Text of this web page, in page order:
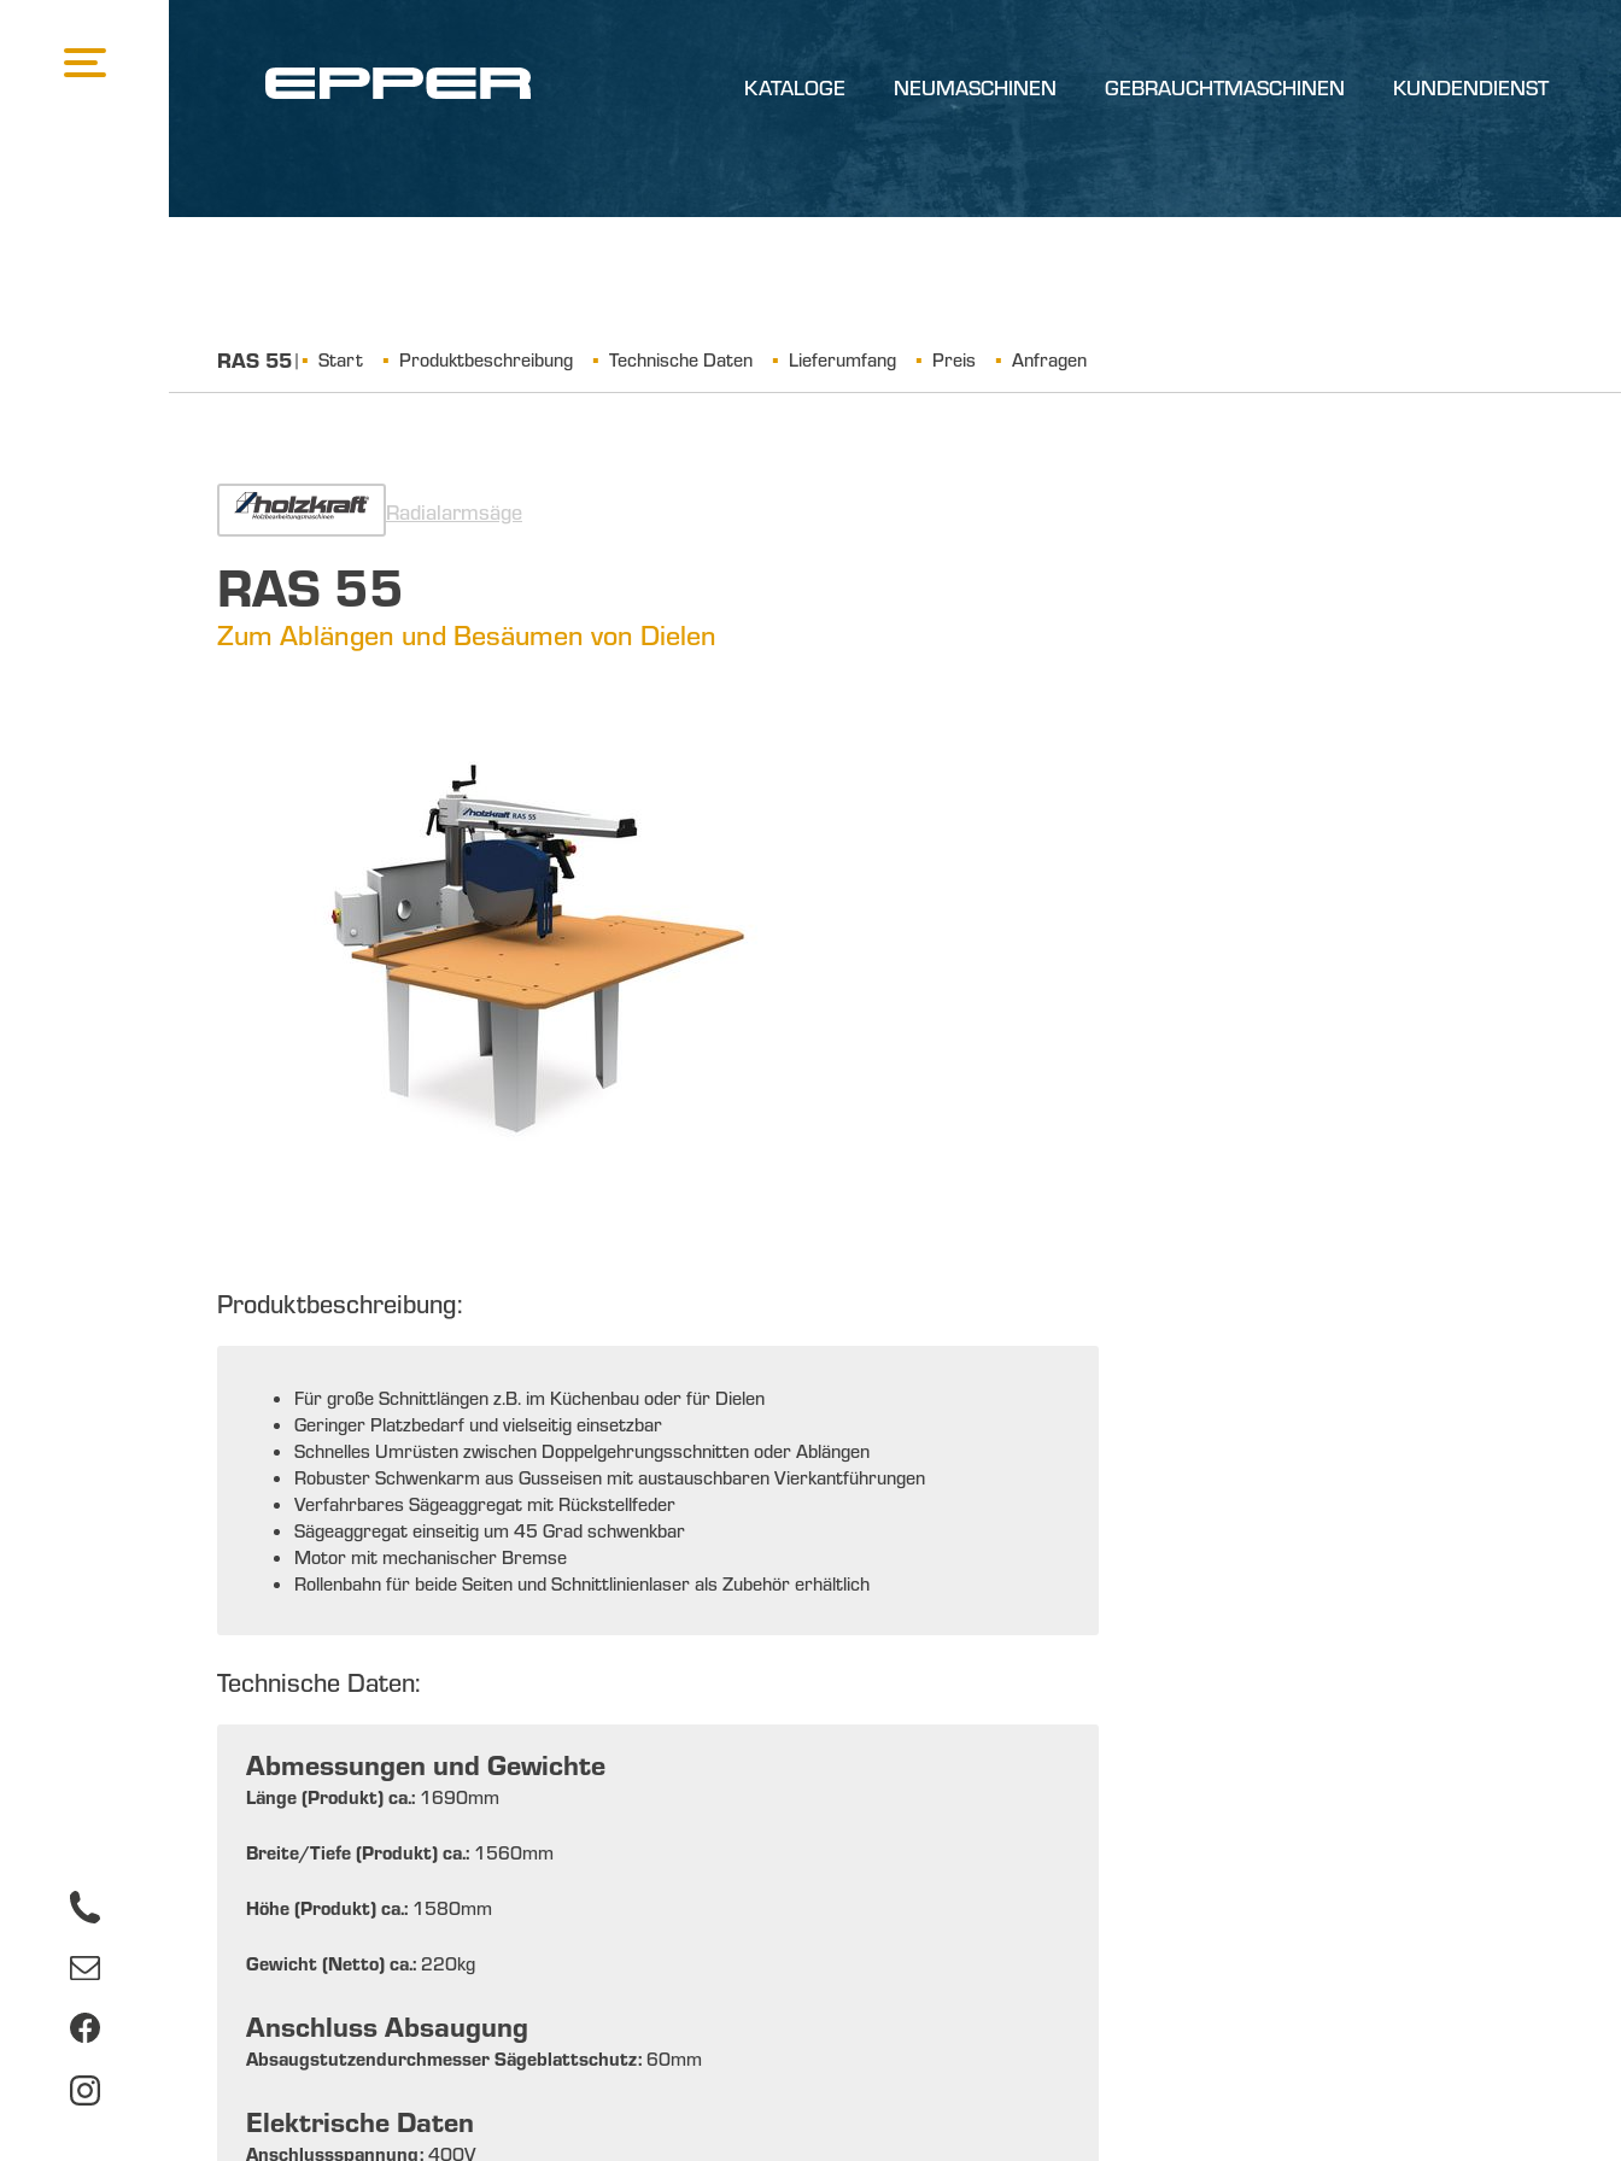
KATALOGE NEUMASCHINEN GEBRAUCHTMASCHINEN KUNDENDIENST
RAS 55| Start Produktbeschreibung Technische Daten Lieferumfang Preis Anfragen
Radialarmsäge
RAS 55
Zum Ablängen und Besäumen von Dielen
Produktbeschreibung:
Für große Schnittlängen z.B. im Küchenbau oder für Dielen
Geringer Platzbedarf und vielseitig einsetzbar
Schnelles Umrüsten zwischen Doppelgehrungsschnitten oder Ablängen
Robuster Schwenkarm aus Gusseisen mit austauschbaren Vierkantführungen
Verfahrbares Sägeaggregat mit Rückstellfeder
Sägeaggregat einseitig um 45 Grad schwenkbar
Motor mit mechanischer Bremse
Rollenbahn für beide Seiten und Schnittlinienlaser als Zubehör erhältlich
Technische Daten:
Abmessungen und Gewichte
Länge (Produkt) ca.: 1690mm
Breite/Tiefe (Produkt) ca.: 1560mm
Höhe (Produkt) ca.: 1580mm
Gewicht (Netto) ca.: 220kg
Anschluss Absaugung
Absaugstutzendurchmesser Sägeblattschutz: 60mm
Elektrische Daten
Anschlussspannung: 400V